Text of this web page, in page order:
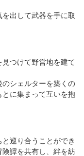
出して武器を手に取
つけて野営地を建て
シェルターを築くの
に集まって互いを抱
巡り合うことができ
譚を共有し、絆を紡